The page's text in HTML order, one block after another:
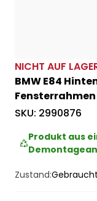
NICHT AUF
BMW E84
SKU: 2990876
Produkt aus
Zustand:Gebraucht